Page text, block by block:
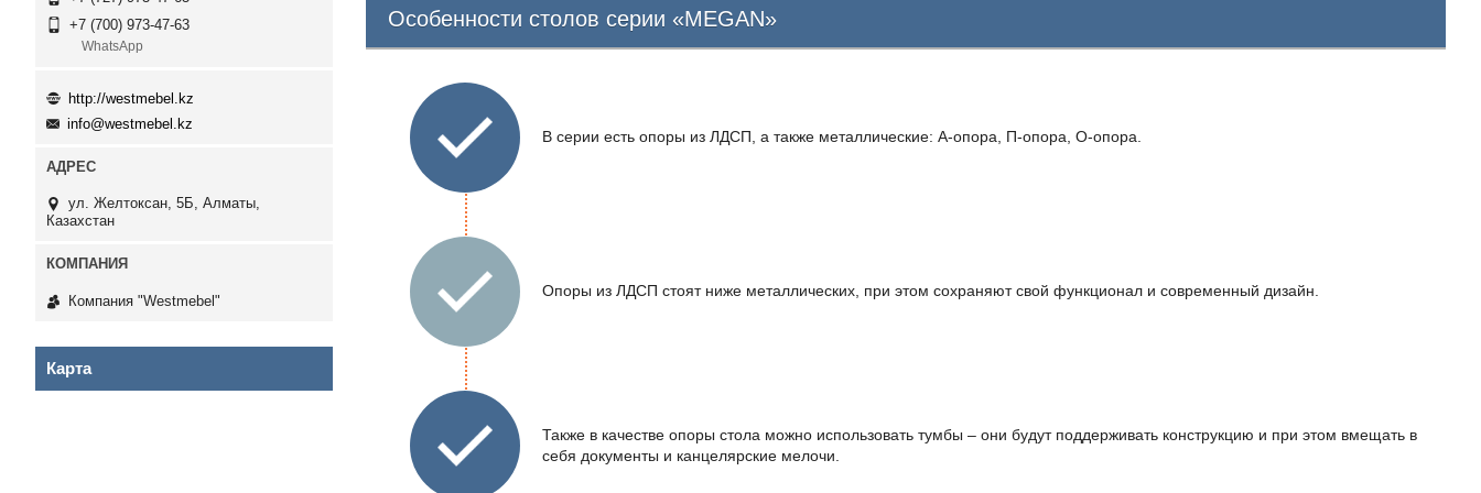
Особенности столов серии «MEGAN»
В серии есть опоры из ЛДСП, а также металлические: А-опора, П-опора, О-опора.
Опоры из ЛДСП стоят ниже металлических, при этом сохраняют свой функционал и современный дизайн.
Также в качестве опоры стола можно использовать тумбы – они будут поддерживать конструкцию и при этом вмещать в
себя документы и канцелярские мелочи.
+7 (700) 973-47-63
WhatsApp
http://westmebel.kz
info@westmebel.kz
ул. Желтоксан, 5Б, Алматы,
Казахстан
Компания "Westmebel"
Карта